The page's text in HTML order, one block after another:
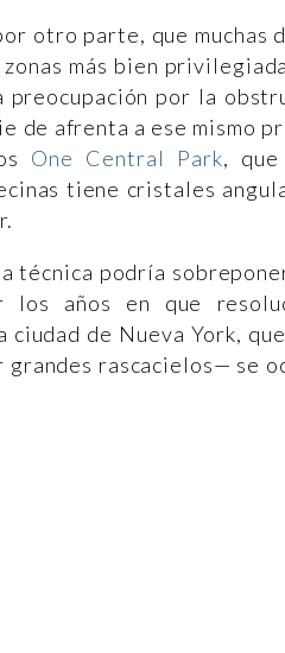
otro parte, que muchas
zonas más bien
preocupación por la
de afrenta a ese mismo
One Central Park, que
tiene cristales
técnica podría
los años en que
ciudad de Nueva York,
grandes rascacielos— se